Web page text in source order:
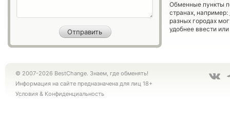
Обменные пункты
странах, например:
разных городах
удобнее ввести
© 2007-2026 BestChange. Знаем, где обменять!
Информация на сайте предназначена для лиц 18+
Условия & Конфиденциальность